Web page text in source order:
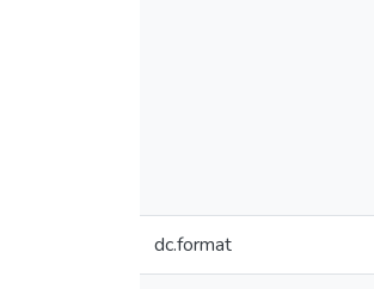
dc.format